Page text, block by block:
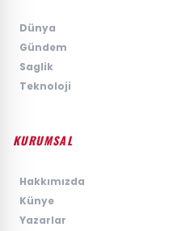
Dünya
Gündem
Saglik
Teknoloji
KURUMSAL
Hakkımızda
Künye
Yazarlar